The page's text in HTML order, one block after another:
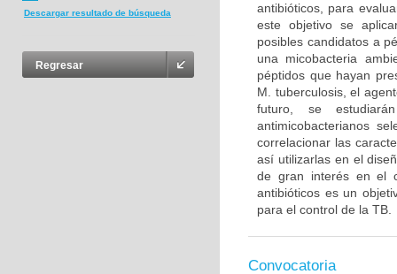
Descargar resultado de búsqueda
Regresar
antibióticos, para
este objetivo se
posibles candidatos a
una micobacteria
péptidos que hayan
M. tuberculosis, el
futuro, se
antimicobacterianos
correlacionar las
así utilizarlas en el
de gran interés en el
antibióticos es un
para el control de la TB.
Convocatoria